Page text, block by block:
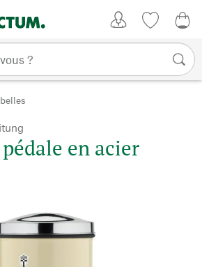
en acier